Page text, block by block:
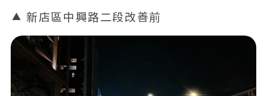
新店區中興路二段改善前